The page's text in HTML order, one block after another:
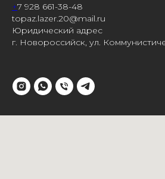
+7 928 661-38-48
topaz.lazer.20@mail.ru
Юридический адрес
г. Новороссийск, ул.